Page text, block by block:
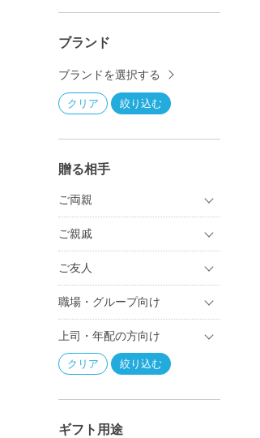
ブランド
ブランドを選択する
贈る相手
ご両親
ご親戚
ご友人
職場・グループ向け
上司・年配の方向け
ギフト用途